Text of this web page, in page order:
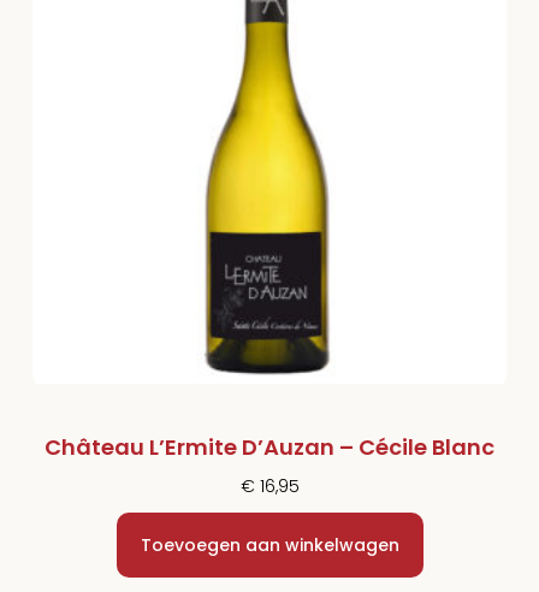
Château L’Ermite D’Auzan – Cécile Blanc
€ 16,95
Toevoegen aan winkelwagen